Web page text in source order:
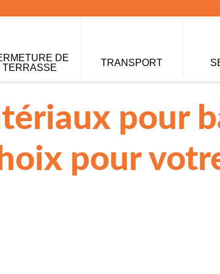
DE
TERRASSE
TRANSPORT
pour
pour